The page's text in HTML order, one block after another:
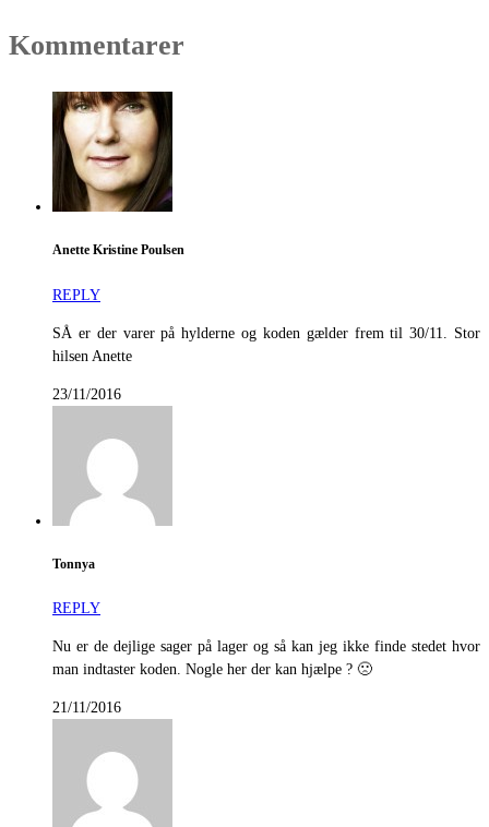
Kommentarer
Anette Kristine Poulsen
REPLY
SÅ er der varer på hylderne og koden gælder frem til 30/11. Stor
hilsen Anette
23/11/2016
Tonnya
REPLY
Nu er de dejlige sager på lager og så kan jeg ikke finde stedet hvor
man indtaster koden. Nogle her der kan hjælpe ? 🙁
21/11/2016